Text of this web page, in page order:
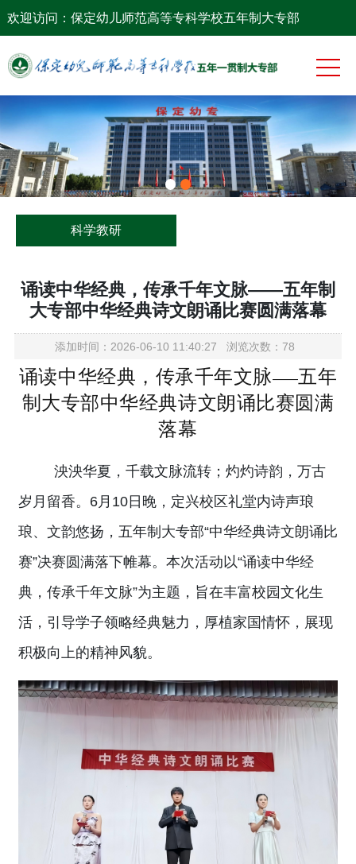
欢迎访问：保定幼儿师范高等专科学校五年制大专部
网站首页
专业建设
师资队伍
教学科研
科学教研
诵读中华经典，传承千年文脉——五年制
大专部中华经典诗文朗诵比赛圆满落幕
添加时间：2026-06-10 11:40:27 浏览次数：78
诵读中华经典，传承千年文脉——五年
制大专部中华经典诗文朗诵比赛圆满
落幕
泱泱华夏，千载文脉流转；灼灼诗韵，万古
岁月留香。6月10日晚，定兴校区礼堂内诗声琅
琅、文韵悠扬，五年制大专部“中华经典诗文朗诵比
赛”决赛圆满落下帷幕。本次活动以“诵读中华经
典，传承千年文脉”为主题，旨在丰富校园文化生
活，引导学子领略经典魅力，厚植家国情怀，展现
积极向上的精神风貌。